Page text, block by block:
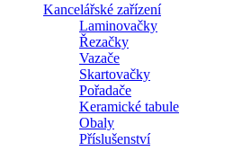
Kancelářské zařízení
Laminovačky
Řezačky
Vazače
Skartovačky
Pořadače
Keramické tabule
Obaly
Příslušenství